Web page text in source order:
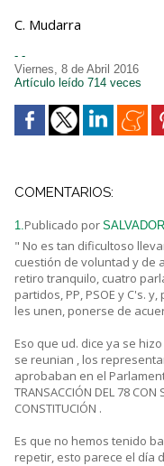
C. Mudarra
- -
Viernes, 8 de Abril 2016
Artículo leído 714 veces
COMENTARIOS:
1. Publicado por SALVADOR
" No es tan dificultoso
cuestión de voluntad y de
retiro tranquilo, cuatro
partidos, PP, PSOE y C's.
les unen, ponerse de
Eso que ud. dice ya se
se reunian , los
aprobaban en el
TRANSACCIÓN DEL 78 CON
CONSTITUCIÓN .
Es que no hemos tenido
repetir, esto parece el día